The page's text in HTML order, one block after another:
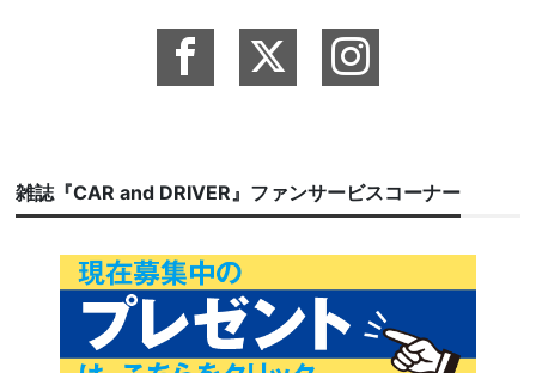
雑誌『CAR and DRIVER』ファンサービスコーナー